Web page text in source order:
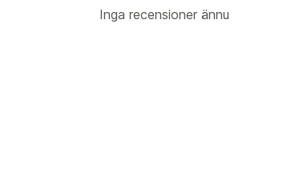
Inga recensioner ännu